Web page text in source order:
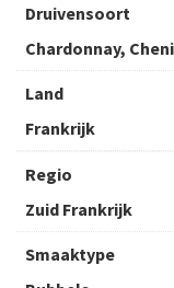
Druivensoort
Chardonnay,
Land
Frankrijk
Regio
Zuid Frankrijk
Smaaktype